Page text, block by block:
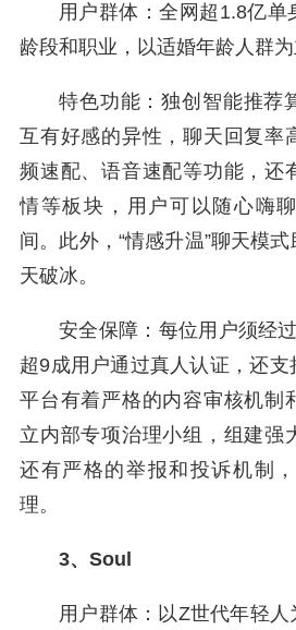
用户群体：全网超1.8亿单
龄段和职业，以适婚年龄人群为
特色功能：独创智能推荐
互有好感的异性，聊天回复率
频速配、语音速配等功能，还
情等板块，用户可以随心嗨
间。此外，“情感升温”聊天模
天破冰。
安全保障：每位用户须经
超9成用户通过真人认证，还支
平台有着严格的内容审核机制
立内部专项治理小组，组建强
还有严格的举报和投诉机制
理。
3、Soul
用户群体：以Z世代年轻